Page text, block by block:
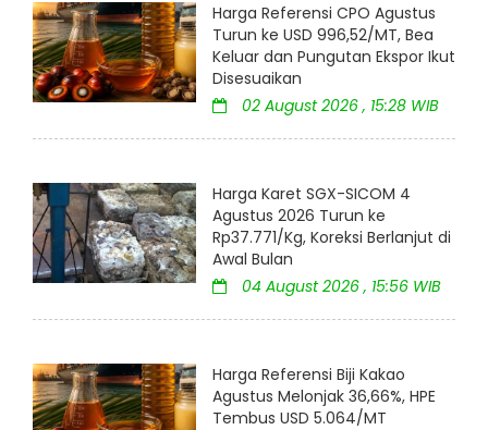
Harga Referensi CPO Agustus
Turun ke USD 996,52/MT, Bea
Keluar dan Pungutan Ekspor Ikut
Disesuaikan
02 August 2026 , 15:28 WIB
Harga Karet SGX-SICOM 4
Agustus 2026 Turun ke
Rp37.771/Kg, Koreksi Berlanjut di
Awal Bulan
04 August 2026 , 15:56 WIB
Harga Referensi Biji Kakao
Agustus Melonjak 36,66%, HPE
Tembus USD 5.064/MT